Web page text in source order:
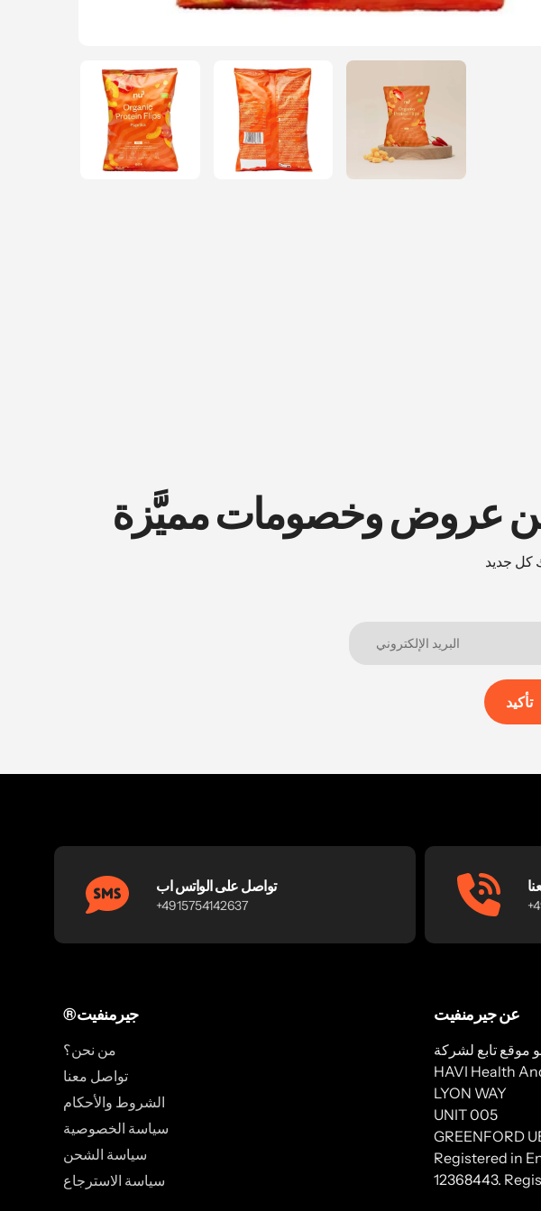
من عروض وخصومات مميَّزة
كل جديد
تأكيد
تواصل على الواتس اب
+4915754142637
®جيرمنفيت
من نحن؟
تواصل معنا
الشروط والأحكام
سياسة الخصوصية
سياسة الشحن
سياسة الاسترجاع
عن جيرمنفيت
موقع تابع لشركة
HAVI Health
LYON WAY
UNIT 005
GREENFORD
Registered in
12368443.